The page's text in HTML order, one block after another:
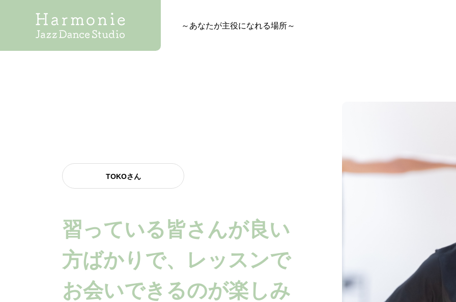
～あなたが主役になれる場所～
TOKOさん
習っている皆さんが良い
方ばかりで、レッスンで
お会いできるのが楽しみ